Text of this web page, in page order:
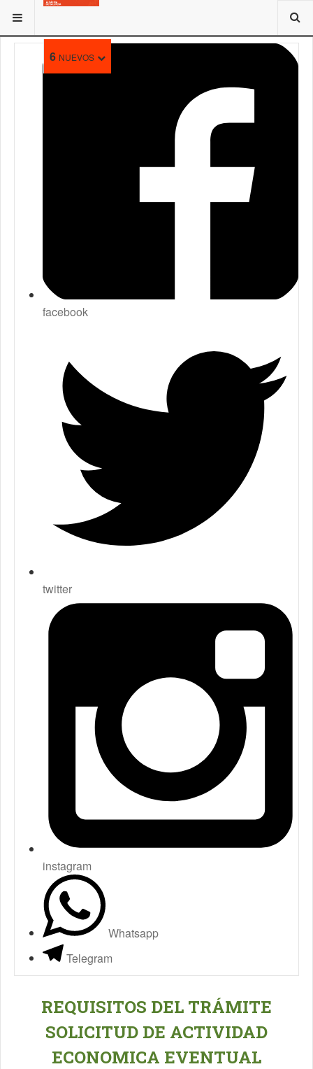
6 NUEVOS
ESTÁ AQUÍ:
facebook
twitter
instagram
Whatsapp
Telegram
REQUISITOS DEL TRÁMITE
SOLICITUD DE ACTIVIDAD
ECONOMICA EVENTUAL